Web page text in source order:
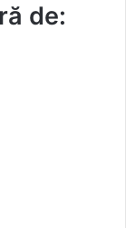
de: